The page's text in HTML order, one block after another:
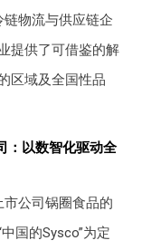
物流与供应链企
提供了可借鉴的解
区域及全国性品
：以数智化驱动全
公司锅圈食品的
中国的Sysco”为定